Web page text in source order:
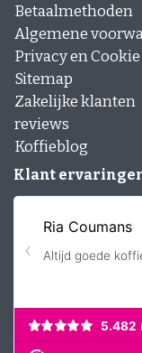
Betaalmethoden
Algemene
Privacy en Cookie
Sitemap
Zakelijke klanten
reviews
Koffieblog
Klant